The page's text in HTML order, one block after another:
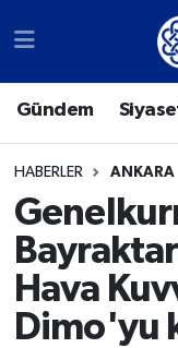
Gündem
HABERLER ANKARA
Hava
Dimo'yu
Sosyal
Siyaset
Ekonomi
Spor
Ankara
Ankara
Süper Lig
Tüm